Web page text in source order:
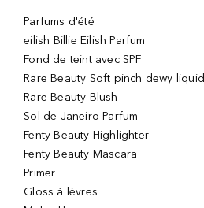
Parfums d'été
eilish Billie Eilish Parfum
Fond de teint avec SPF
Rare Beauty Soft pinch dewy liquid
Rare Beauty Blush
Sol de Janeiro Parfum
Fenty Beauty Highlighter
Fenty Beauty Mascara
Primer
Gloss à lèvres